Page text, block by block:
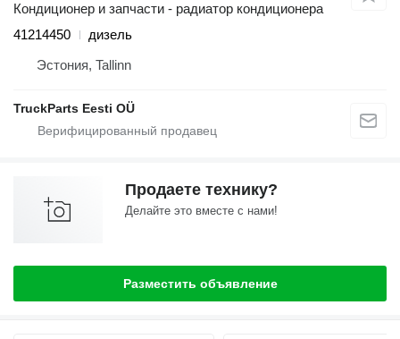
Кондиционер и запчасти - радиатор кондиционера
41214450
дизель
Эстония, Tallinn
TruckParts Eesti OÜ
Продаете технику?
Делайте это вместе с нами!
Разместить объявление